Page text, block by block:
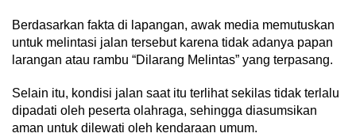
Berdasarkan fakta di lapangan, awak media memutuskan
untuk melintasi jalan tersebut karena tidak adanya papan
larangan atau rambu “Dilarang Melintas” yang terpasang.
Selain itu, kondisi jalan saat itu terlihat sekilas tidak terlalu
dipadati oleh peserta olahraga, sehingga diasumsikan
aman untuk dilewati oleh kendaraan umum.